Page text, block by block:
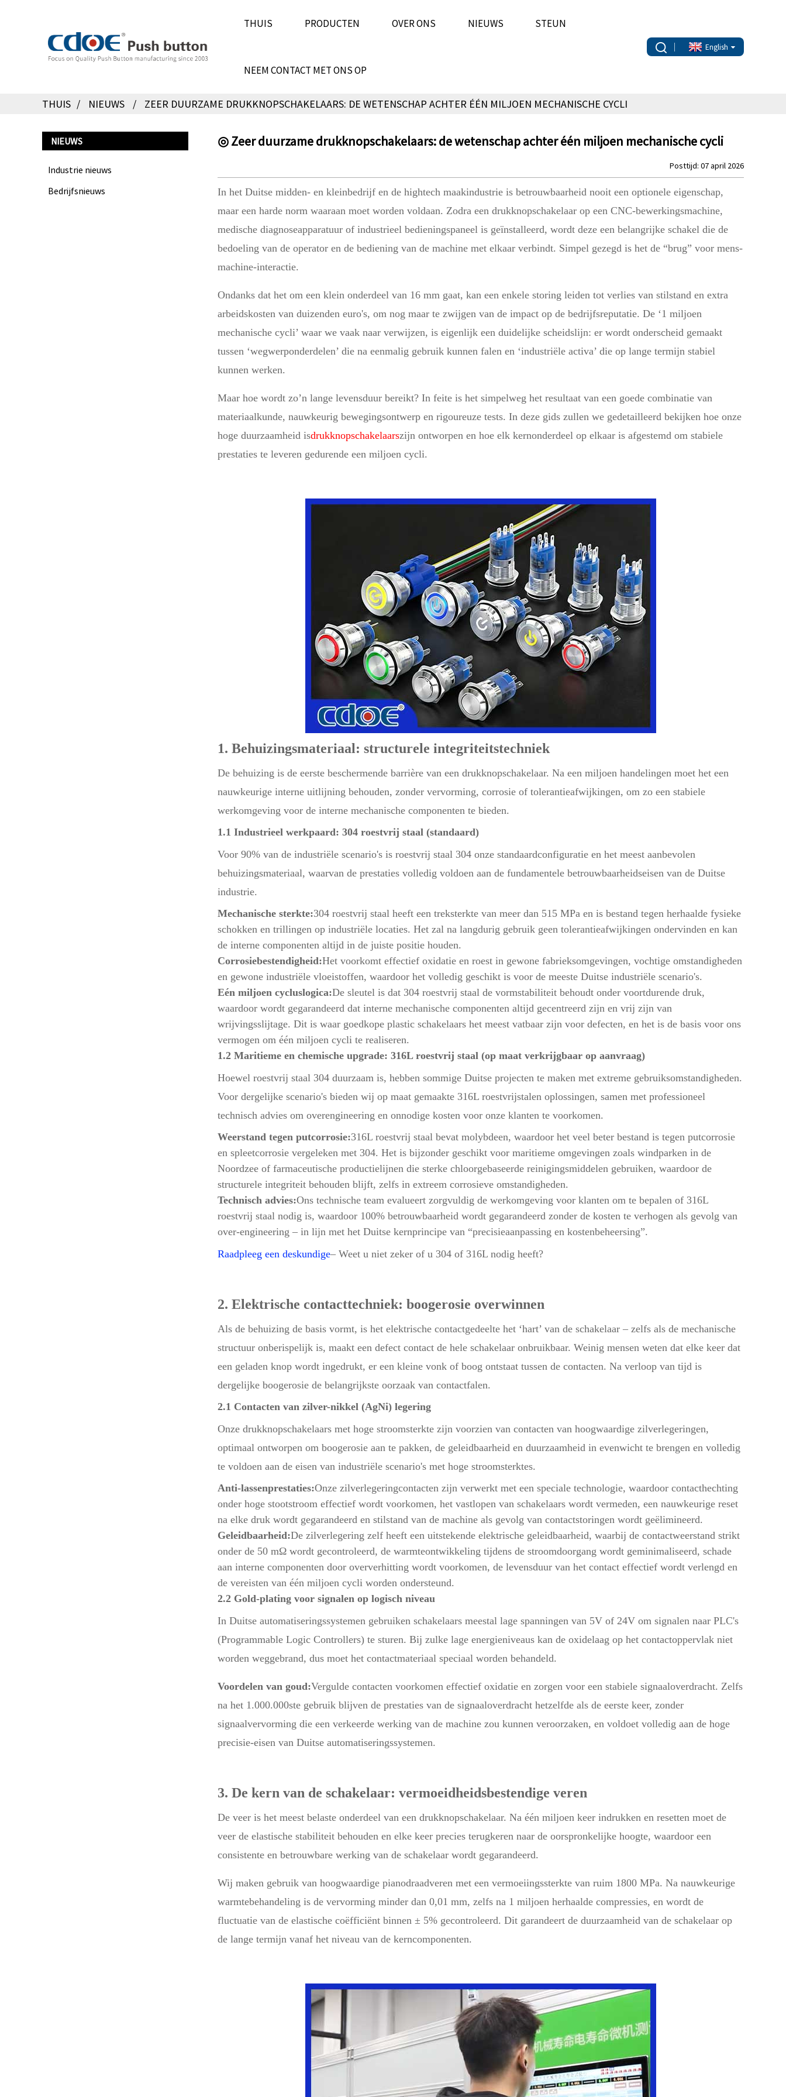
THUIS PRODUCTEN OVER ONS NIEUWS STEUN
NEEM CONTACT MET ONS OP
English
THUIS NIEUWS ZEER DUURZAME DRUKKNOPSCHAKELAARS: DE WETENSCHAP ACHTER ÉÉN MILJOEN MECHANISCHE CYCLI
NIEUWS
Industrie nieuws
Bedrijfsnieuws
◎ Zeer duurzame drukknopschakelaars: de wetenschap achter één miljoen mechanische cycli
Posttijd: 07 april 2026
In het Duitse midden- en kleinbedrijf en de hightech maakindustrie is betrouwbaarheid nooit een optionele eigenschap,
maar een harde norm waaraan moet worden voldaan. Zodra een drukknopschakelaar op een CNC-bewerkingsmachine,
medische diagnoseapparatuur of industrieel bedieningspaneel is geïnstalleerd, wordt deze een belangrijke schakel die de
bedoeling van de operator en de bediening van de machine met elkaar verbindt. Simpel gezegd is het de “brug” voor mens-
machine-interactie.
Ondanks dat het om een ​​klein onderdeel van 16 mm gaat, kan een enkele storing leiden tot verlies van stilstand en extra
arbeidskosten van duizenden euro's, om nog maar te zwijgen van de impact op de bedrijfsreputatie. De ‘1 miljoen
mechanische cycli’ waar we vaak naar verwijzen, is eigenlijk een duidelijke scheidslijn: er wordt onderscheid gemaakt
tussen ‘wegwerponderdelen’ die na eenmalig gebruik kunnen falen en ‘industriële activa’ die op lange termijn stabiel
kunnen werken.
Maar hoe wordt zo’n lange levensduur bereikt? In feite is het simpelweg het resultaat van een goede combinatie van
materiaalkunde, nauwkeurig bewegingsontwerp en rigoureuze tests. In deze gids zullen we gedetailleerd bekijken hoe onze
hoge duurzaamheid isdrukknopschakelaarszijn ontworpen en hoe elk kernonderdeel op elkaar is afgestemd om stabiele
prestaties te leveren gedurende een miljoen cycli.
1. Behuizingsmateriaal: structurele integriteitstechniek
De behuizing is de eerste beschermende barrière van een drukknopschakelaar. Na een miljoen handelingen moet het een
nauwkeurige interne uitlijning behouden, zonder vervorming, corrosie of tolerantieafwijkingen, om zo een stabiele
werkomgeving voor de interne mechanische componenten te bieden.
1.1 Industrieel werkpaard: 304 roestvrij staal (standaard)
Voor 90% van de industriële scenario's is roestvrij staal 304 onze standaardconfiguratie en het meest aanbevolen
behuizingsmateriaal, waarvan de prestaties volledig voldoen aan de fundamentele betrouwbaarheidseisen van de Duitse
industrie.
Mechanische sterkte:304 roestvrij staal heeft een treksterkte van meer dan 515 MPa en is bestand tegen herhaalde fysieke
schokken en trillingen op industriële locaties. Het zal na langdurig gebruik geen tolerantieafwijkingen ondervinden en kan
de interne componenten altijd in de juiste positie houden.
Corrosiebestendigheid:Het voorkomt effectief oxidatie en roest in gewone fabrieksomgevingen, vochtige omstandigheden
en gewone industriële vloeistoffen, waardoor het volledig geschikt is voor de meeste Duitse industriële scenario's.
Eén miljoen cycluslogica:De sleutel is dat 304 roestvrij staal de vormstabiliteit behoudt onder voortdurende druk,
waardoor wordt gegarandeerd dat interne mechanische componenten altijd gecentreerd zijn en vrij zijn van
wrijvingsslijtage. Dit is waar goedkope plastic schakelaars het meest vatbaar zijn voor defecten, en het is de basis voor ons
vermogen om één miljoen cycli te realiseren.
1.2 Maritieme en chemische upgrade: 316L roestvrij staal (op maat verkrijgbaar op aanvraag)
Hoewel roestvrij staal 304 duurzaam is, hebben sommige Duitse projecten te maken met extreme gebruiksomstandigheden.
Voor dergelijke scenario's bieden wij op maat gemaakte 316L roestvrijstalen oplossingen, samen met professioneel
technisch advies om overengineering en onnodige kosten voor onze klanten te voorkomen.
Weerstand tegen putcorrosie:316L roestvrij staal bevat molybdeen, waardoor het veel beter bestand is tegen putcorrosie
en spleetcorrosie vergeleken met 304. Het is bijzonder geschikt voor maritieme omgevingen zoals windparken in de
Noordzee of farmaceutische productielijnen die sterke chloorgebaseerde reinigingsmiddelen gebruiken, waardoor de
structurele integriteit behouden blijft, zelfs in extreem corrosieve omstandigheden.
Technisch advies:Ons technische team evalueert zorgvuldig de werkomgeving voor klanten om te bepalen of 316L
roestvrij staal nodig is, waardoor 100% betrouwbaarheid wordt gegarandeerd zonder de kosten te verhogen als gevolg van
over-engineering – in lijn met het Duitse kernprincipe van “precisieaanpassing en kostenbeheersing”.
Raadpleeg een deskundige– Weet u niet zeker of u 304 of 316L nodig heeft?
2. Elektrische contacttechniek: boogerosie overwinnen
Als de behuizing de basis vormt, is het elektrische contactgedeelte het ‘hart’ van de schakelaar – zelfs als de mechanische
structuur onberispelijk is, maakt een defect contact de hele schakelaar onbruikbaar. Weinig mensen weten dat elke keer dat
een geladen knop wordt ingedrukt, er een kleine vonk of boog ontstaat tussen de contacten. Na verloop van tijd is
dergelijke boogerosie de belangrijkste oorzaak van contactfalen.
2.1 Contacten van zilver-nikkel (AgNi) legering
Onze drukknopschakelaars met hoge stroomsterkte zijn voorzien van contacten van hoogwaardige zilverlegeringen,
optimaal ontworpen om boogerosie aan te pakken, de geleidbaarheid en duurzaamheid in evenwicht te brengen en volledig
te voldoen aan de eisen van industriële scenario's met hoge stroomsterktes.
Anti-lassenprestaties:Onze zilverlegeringcontacten zijn verwerkt met een speciale technologie, waardoor contacthechting
onder hoge stootstroom effectief wordt voorkomen, het vastlopen van schakelaars wordt vermeden, een nauwkeurige reset
na elke druk wordt gegarandeerd en stilstand van de machine als gevolg van contactstoringen wordt geëlimineerd.
Geleidbaarheid:De zilverlegering zelf heeft een uitstekende elektrische geleidbaarheid, waarbij de contactweerstand strikt
onder de 50 mΩ wordt gecontroleerd, de warmteontwikkeling tijdens de stroomdoorgang wordt geminimaliseerd, schade
aan interne componenten door oververhitting wordt voorkomen, de levensduur van het contact effectief wordt verlengd en
de vereisten van één miljoen cycli worden ondersteund.
2.2 Gold-plating voor signalen op logisch niveau
In Duitse automatiseringssystemen gebruiken schakelaars meestal lage spanningen van 5V of 24V om signalen naar PLC's
(Programmable Logic Controllers) te sturen. Bij zulke lage energieniveaus kan de oxidelaag op het contactoppervlak niet
worden weggebrand, dus moet het contactmateriaal speciaal worden behandeld.
Voordelen van goud:Vergulde contacten voorkomen effectief oxidatie en zorgen voor een stabiele signaaloverdracht. Zelfs
na het 1.000.000ste gebruik blijven de prestaties van de signaaloverdracht hetzelfde als de eerste keer, zonder
signaalvervorming die een verkeerde werking van de machine zou kunnen veroorzaken, en voldoet volledig aan de hoge
precisie-eisen van Duitse automatiseringssystemen.
3. De kern van de schakelaar: vermoeidheidsbestendige veren
De veer is het meest belaste onderdeel van een drukknopschakelaar. Na één miljoen keer indrukken en resetten moet de
veer de elastische stabiliteit behouden en elke keer precies terugkeren naar de oorspronkelijke hoogte, waardoor een
consistente en betrouwbare werking van de schakelaar wordt gegarandeerd.
Wij maken gebruik van hoogwaardige pianodraadveren met een vermoeiingssterkte van ruim 1800 MPa. Na nauwkeurige
warmtebehandeling is de vervorming minder dan 0,01 mm, zelfs na 1 miljoen herhaalde compressies, en wordt de
fluctuatie van de elastische coëfficiënt binnen ± 5% gecontroleerd. Dit garandeert de duurzaamheid van de schakelaar op
de lange termijn vanaf het niveau van de kerncomponenten.